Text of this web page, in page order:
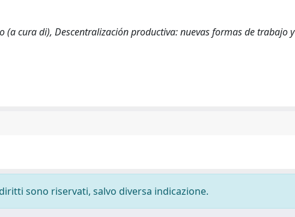
cura di), Descentralización productiva: nuevas formas de trabajo y
sono riservati, salvo diversa indicazione.